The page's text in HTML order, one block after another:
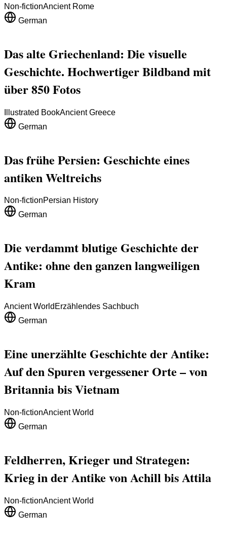
Non-fictionAncient Rome
German
Das alte Griechenland: Die visuelle
Geschichte. Hochwertiger Bildband mit
über 850 Fotos
Illustrated BookAncient Greece
German
Das frühe Persien: Geschichte eines
antiken Weltreichs
Non-fictionPersian History
German
Die verdammt blutige Geschichte der
Antike: ohne den ganzen langweiligen
Kram
Ancient World Erzählendes Sachbuch
German
Eine unerzählte Geschichte der Antike:
Auf den Spuren vergessener Orte – von
Britannia bis Vietnam
Non-fictionAncient World
German
Feldherren, Krieger und Strategen:
Krieg in der Antike von Achill bis Attila
Non-fictionAncient World
German